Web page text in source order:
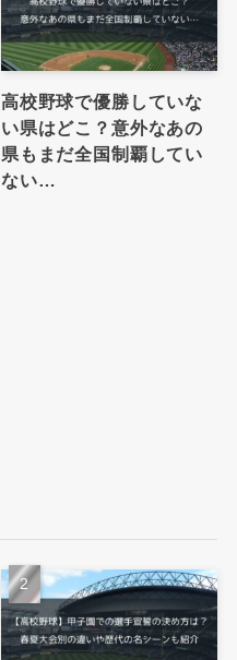
高校野球で優勝していな
い県はどこ？意外なあの
県もまだ全国制覇してい
ない…